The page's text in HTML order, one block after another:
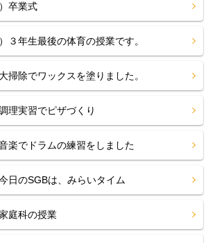
卒業式
３年生最後の体育の授業です。
掃除でワックスを塗りました。
理実習でピザづくり
楽でドラムの練習をしました
日のSGBは、みらいタイム
庭科の授業